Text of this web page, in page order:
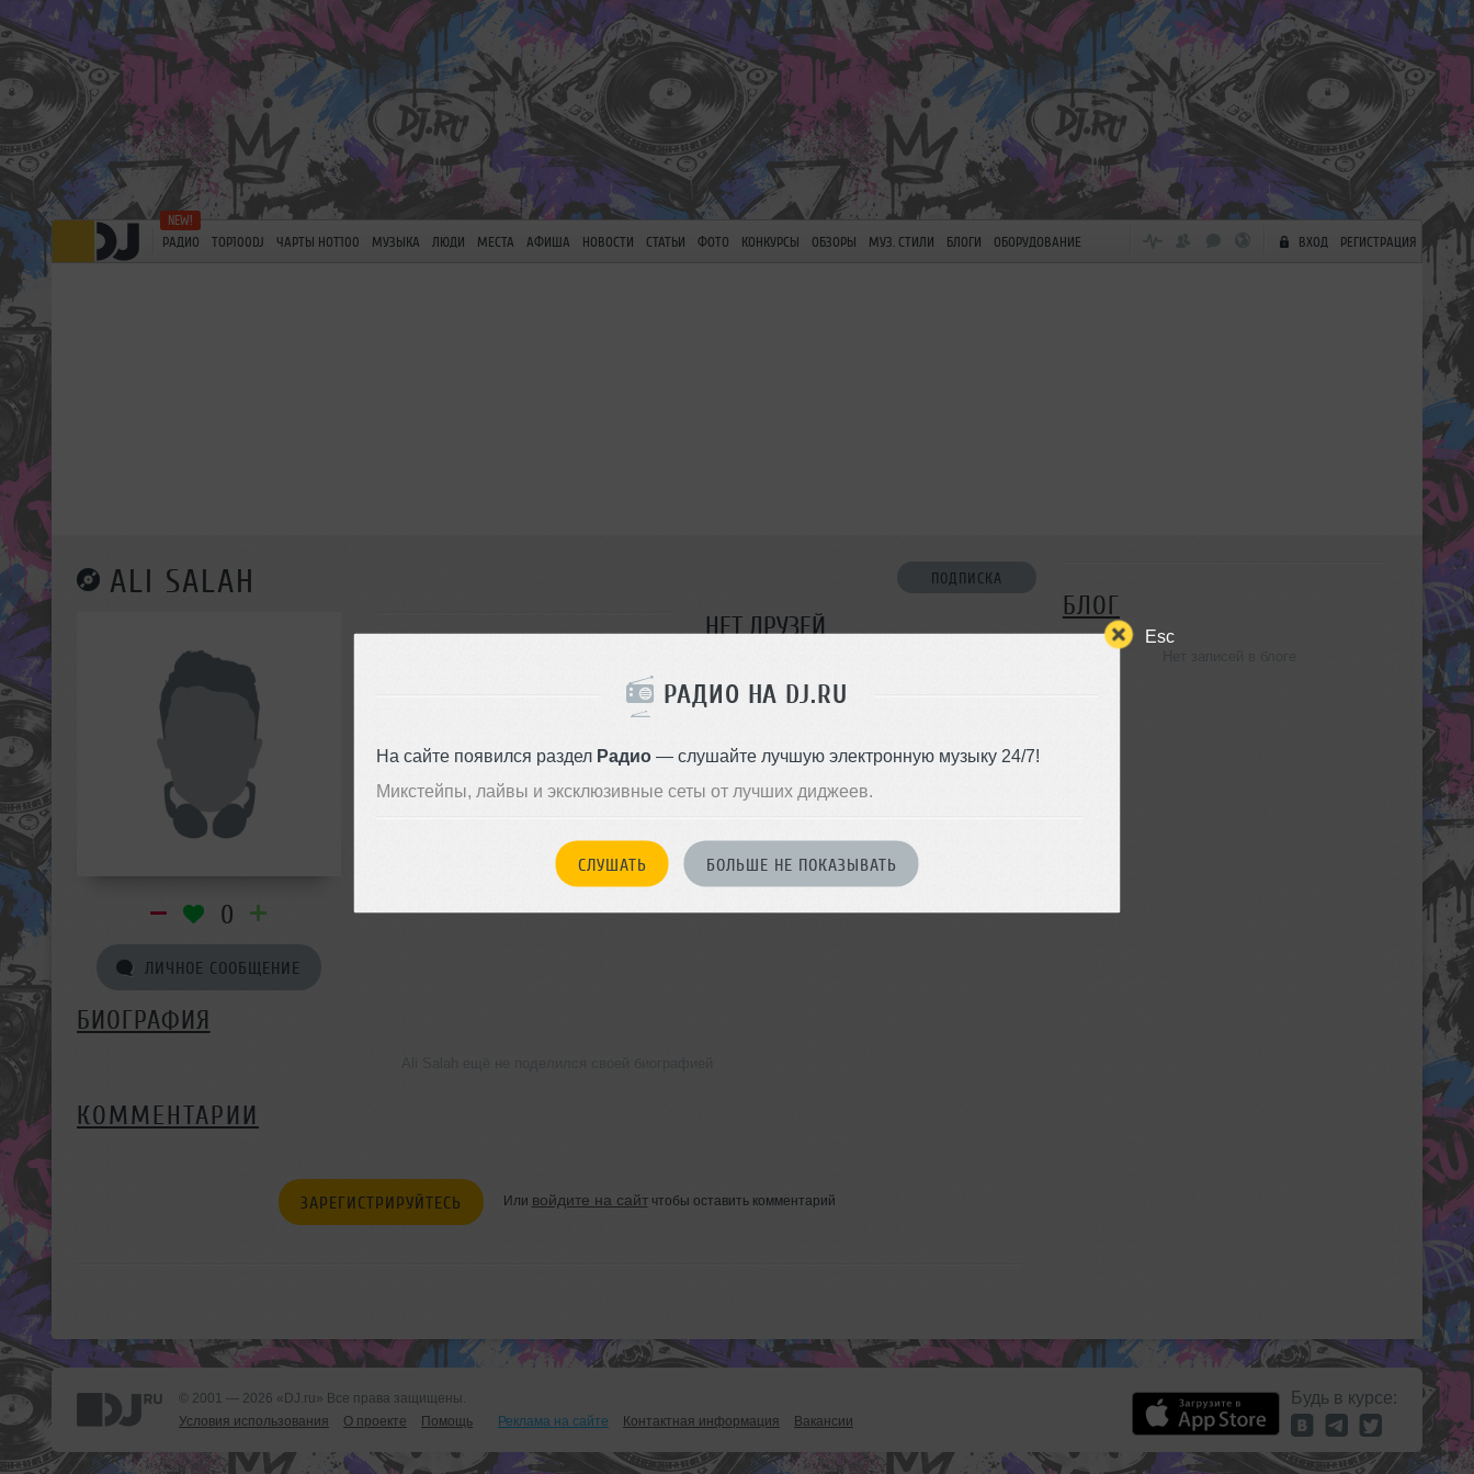
Esc
РАДИО НА DJ.RU
На сайте появился раздел Радио— слушайте лучшую электронную музыку 24/7!
Микстейпы, лайвы и эксклюзивные сеты от лучших диджеев.
СЛУШАТЬ БОЛЬШЕ НЕ ПОКАЗЫВАТЬ
РАДИО TOP100DJ ЧАРТЫ HOT100 МУЗЫКА ЛЮДИ МЕСТА АФИША НОВОСТИ СТАТЬИ ФОТО КОНКУРСЫ ОБЗОРЫ МУЗ. СТИЛИ БЛОГИ ОБОРУДОВАНИЕ ВХОД РЕГИСТРАЦИЯ
ALI SALAH ПОДПИСКА
0
ЛИЧНОЕ СООБЩЕНИЕ
НЕТ ДРУЗЕЙ
БИОГРАФИЯ
КОММЕНТАРИИ
ЗАРЕГИСТРИРУЙТЕСЬ Или войдите на сайтчтобы оставить комментарий
БЛОГ
© 2001 — 2026 «DJ.ru» Все права защищены.
Условия использования
О проекте Помощь Реклама на сайте Контактная информация Вакансии
Будь в курсе: